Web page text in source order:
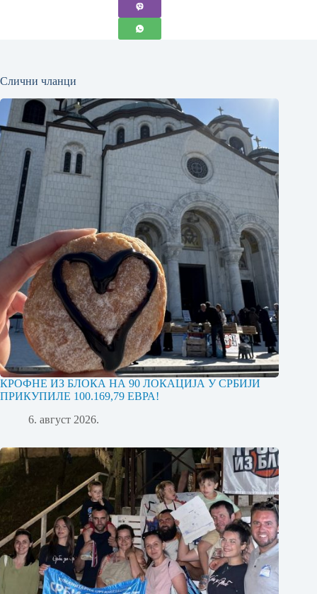
Слични чланци
КРОФНЕ ИЗ БЛОКА НА 90 ЛОКАЦИЈА У СРБИЈИ
ПРИКУПИЛЕ 100.169,79 ЕВРА!
6. август 2026.